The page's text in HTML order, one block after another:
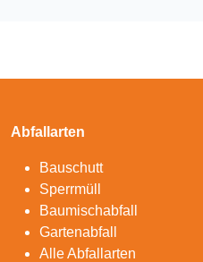
Abfallarten
Bauschutt
Sperrmüll
Baumischabfall
Gartenabfall
Alle Abfallarten